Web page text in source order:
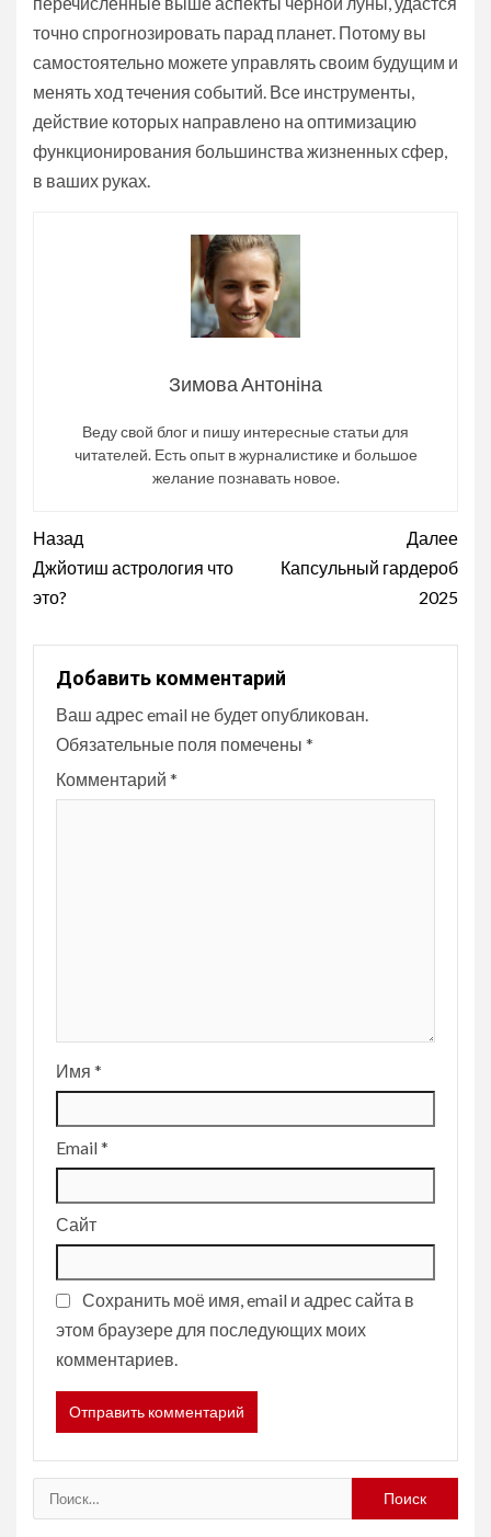
точно спрогнозировать парад планет. Потому вы
самостоятельно можете управлять своим будущим и
менять ход течения событий. Все инструменты,
действие которых направлено на оптимизацию
функционирования большинства жизненных сфер,
в ваших руках.
Зимова Антоніна
Веду свой блог и пишу интересные статьи для
читателей. Есть опыт в журналистике и большое
желание познавать новое.
Продолжить
чтение
Назад
Джйотиш астрология что
это?
Далее
Капсульный гардероб
2025
Добавить комментарий
Ваш адрес email не будет опубликован.
Обязательные поля помечены *
Комментарий *
Имя *
Email*
Сайт
Сохранить моё имя, email и адрес сайта в
этом браузере для последующих моих
комментариев.
Найти: